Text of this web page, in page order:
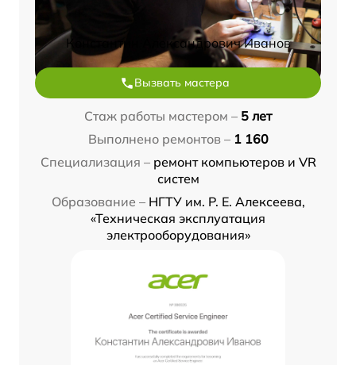
Константин Александрович Иванов
Вызвать мастера
Стаж работы мастером – 5 лет
Выполнено ремонтов – 1 160
Специализация – ремонт компьютеров и VR
систем
Образование – НГТУ им. Р. Е. Алексеева,
«Техническая эксплуатация
электрооборудования»